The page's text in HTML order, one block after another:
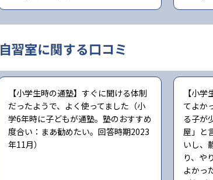
自習室に関する口コミ
【小学生時の通塾】すぐに聞ける体制
だったようで、よく使ってました（小
学6年時に子どもが通塾。塾のおすすめ
度合い：まあ勧めたい。回答時期2023
年11月）
【小
てよか
る子が
屋」と
いし、
り、や
よかっ